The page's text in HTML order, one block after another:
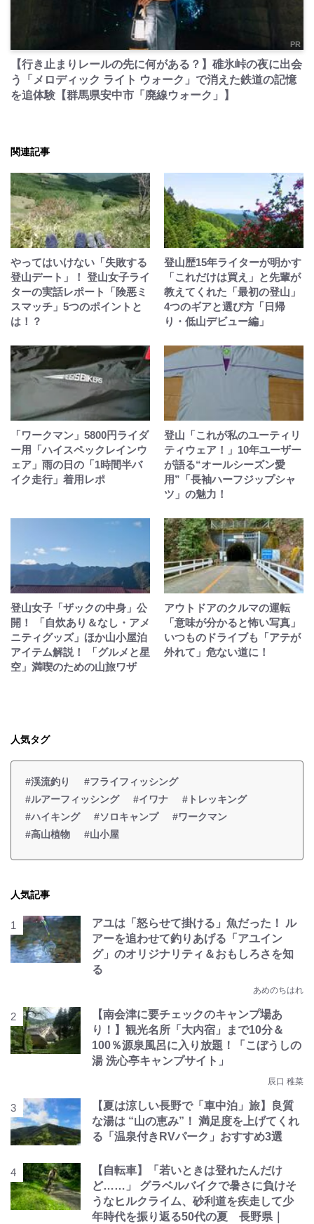
PR
【行き止まりレールの先に何がある？】碓氷峠の夜に出会
う「メロディック ライト ウォーク」で消えた鉄道の記憶
を追体験【群馬県安中市「廃線ウォーク」】
関連記事
やってはいけない「失敗する
登山デート」！ 登山女子ライ
ターの実話レポート「険悪ミ
スマッチ」5つのポイントと
は！？
登山歴15年ライターが明かす
「これだけは買え」と先輩が
教えてくれた「最初の登山」
4つのギアと選び方「日帰
り・低山デビュー編」
「ワークマン」5800円ライダ
ー用「ハイスペックレインウ
ェア」雨の日の「1時間半バ
イク走行」着用レポ
登山「これが私のユーティリ
ティウェア！」10年ユーザー
が語る“オールシーズン愛
用”「長袖ハーフジップシャ
ツ」の魅力！
登山女子「ザックの中身」公
開！ 「自炊あり＆なし・アメ
ニティグッズ」ほか山小屋泊
アイテム解説！ 「グルメと星
空」満喫のための山旅ワザ
アウトドアのクルマの運転
「意味が分かると怖い写真」
いつものドライブも「アテが
外れて」危ない道に！
人気タグ
#渓流釣り
#フライフィッシング
#ルアーフィッシング
#イワナ
#トレッキング
#ハイキング
#ソロキャンプ
#ワークマン
#高山植物
#山小屋
人気記事
アユは「怒らせて掛ける」魚だった！ ル
アーを追わせて釣りあげる「アユイン
グ」のオリジナリティ＆おもしろさを知
る
あめのちはれ
【南会津に要チェックのキャンプ場あ
り！】観光名所「大内宿」まで10分＆
100％源泉風呂に入り放題！「こぼうしの
湯 洗心亭キャンプサイト」
辰口 稚菜
【夏は涼しい長野で「車中泊」旅】良質
な湯は “山の恵み”！ 満足度を上げてくれ
る「温泉付きRVパーク」おすすめ3選
【自転車】「若いときは登れたんだけ
ど……」 グラベルバイクで暑さに負けそ
うなヒルクライム、砂利道を疾走して少
年時代を振り返る50代の夏 長野県｜